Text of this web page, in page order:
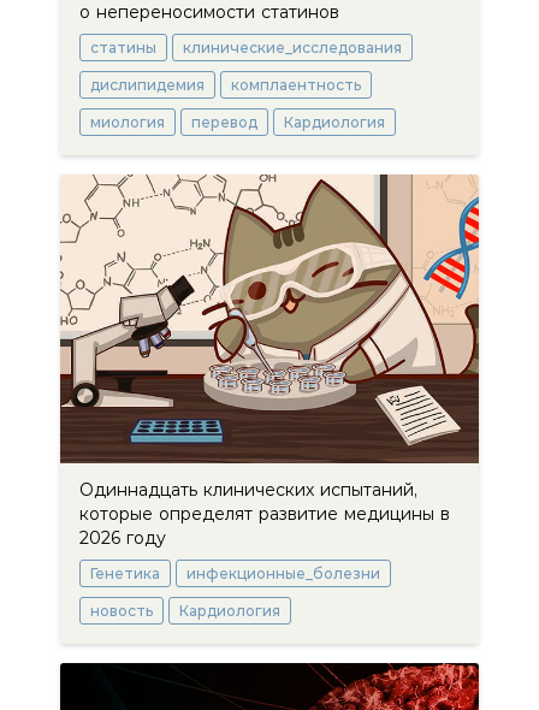
о непереносимости статинов
статины клинические_исследования
дислипидемия комплаентность
миология перевод Кардиология
Одиннадцать клинических испытаний,
которые определят развитие медицины в
2026 году
Генетика инфекционные_болезни
новость Кардиология